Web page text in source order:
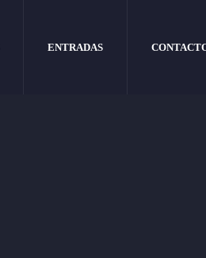
ENTRADAS